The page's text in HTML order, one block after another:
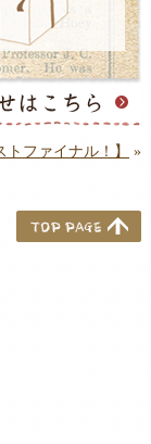
ファイナル！】 »